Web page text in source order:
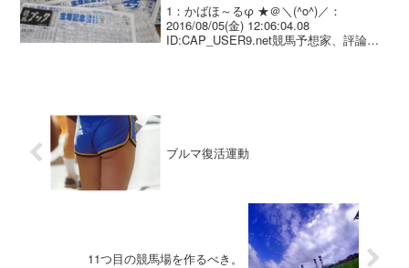
1：かばほ～るφ ★＠＼(^o^)／：
2016/08/05(金) 12:06:04.08
ID:CAP_USER9.net競馬予想家、評論家
ブルマ復活運動
11つ目の競馬場を作るべき。